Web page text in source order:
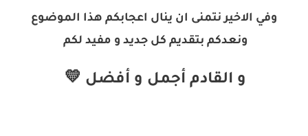
وفي الاخير نتمنى ان ينال اعجابكم هذا الموضوع
ونعدكم بتقديم كل جديد و مفيد لكم
و القادم أجمل و أفضل 💛